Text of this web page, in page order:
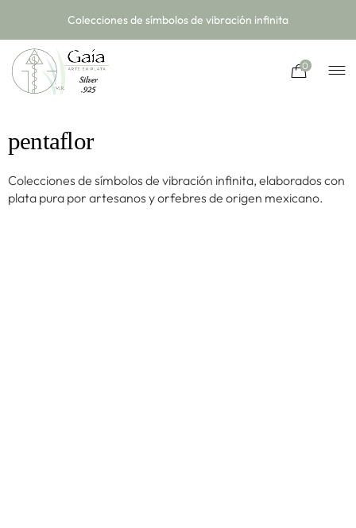
Colecciones de símbolos de vibración infinita
0
pentaflor
Colecciones de símbolos de vibración infinita, elaborados con
plata pura por artesanos y orfebres de origen mexicano.